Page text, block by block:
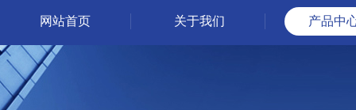
网站首页 关于我们 产品中